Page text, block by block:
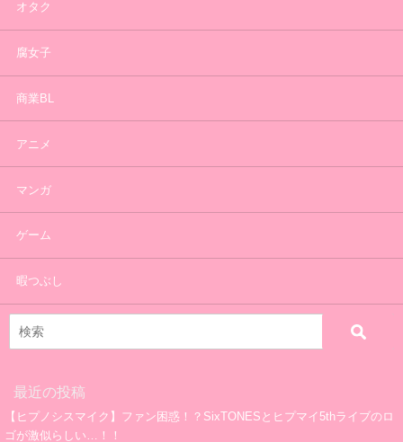
オタク
腐女子
商業BL
アニメ
マンガ
ゲーム
暇つぶし
最近の投稿
【ヒプノシスマイク】ファン困惑！？SixTONESとヒプマイ5thライブのロ
ゴが激似らしい…！！